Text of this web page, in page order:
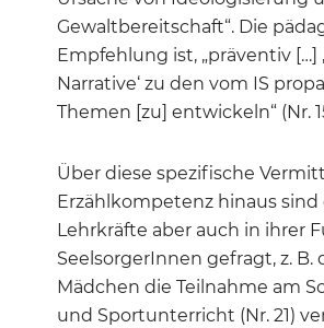
Gewaltbereitschaft“. Die
Empfehlung ist, „präventiv […]
Narrative‘ zu den vom IS
Themen [zu] entwickeln“ (Nr.
Über diese spezifische
Erzählkompetenz hinaus sind
Lehrkräfte aber auch in ihrer
SeelsorgerInnen gefragt, z. B.
Mädchen die Teilnahme am
und Sportunterricht (Nr. 21)